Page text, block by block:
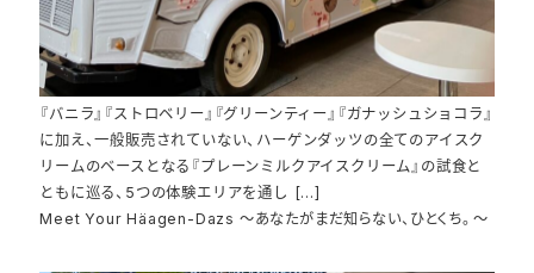
Meet Your Häagen-Dazs ～あなたがまだ知らない、ひとくち。～
『バニラ』『ストロベリー』『グリーンティー』『ガナッシュショコラ』
に加え、一般販売されていない、ハーゲンダッツの全てのアイスク
リームのベースとなる『プレーンミルクアイスクリーム』の試食と
ともに巡る、5つの体験エリアを通し […]